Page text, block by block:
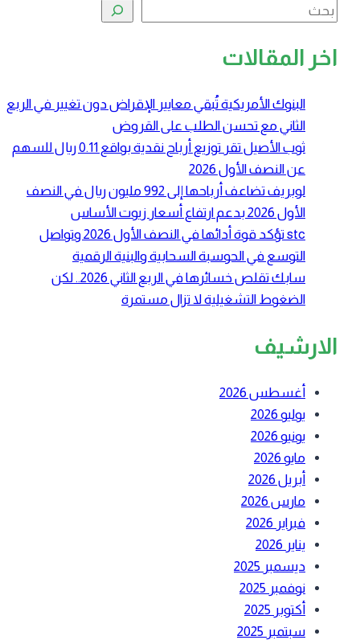
البحث
اخر المقالات
البنوك الأمريكية تُبقي معايير الإقراض دون تغيير في الربع
الثاني مع تحسن الطلب على القروض
ثوب الأصيل تقر توزيع أرباح نقدية بواقع 0.11 ريال للسهم
عن النصف الأول 2026
لوبريف تضاعف أرباحها إلى 992 مليون ريال في النصف
الأول 2026 بدعم ارتفاع أسعار زيوت الأساس
stc تؤكد قوة أدائها في النصف الأول 2026 وتواصل
التوسع في الحوسبة السحابية والبنية الرقمية
سابك تقلص خسائرها في الربع الثاني 2026.. لكن
الضغوط التشغيلية لا تزال مستمرة
الارشيف
أغسطس 2026
يوليو 2026
يونيو 2026
مايو 2026
أبريل 2026
مارس 2026
فبراير 2026
يناير 2026
ديسمبر 2025
نوفمبر 2025
أكتوبر 2025
سبتمبر 2025